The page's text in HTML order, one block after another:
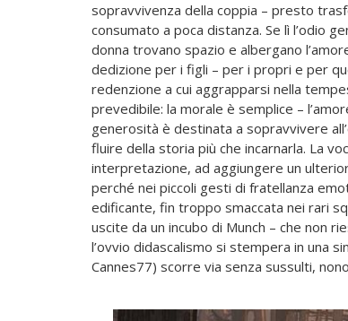
sopravvivenza della coppia – presto
consumato a poca distanza. Se lì l’odio
donna trovano spazio e albergano
dedizione per i figli – per i propri e per
redenzione a cui aggrapparsi nella
prevedibile: la morale è semplice –
generosità è destinata a sopravvivere
fluire della storia più che incarnarla. La
interpretazione, ad aggiungere un
perché nei piccoli gesti di fratellanza
edificante, fin troppo smaccata nei rari
uscite da un incubo di Munch – che non
l’ovvio didascalismo si stempera in una
Cannes77) scorre via senza sussulti,